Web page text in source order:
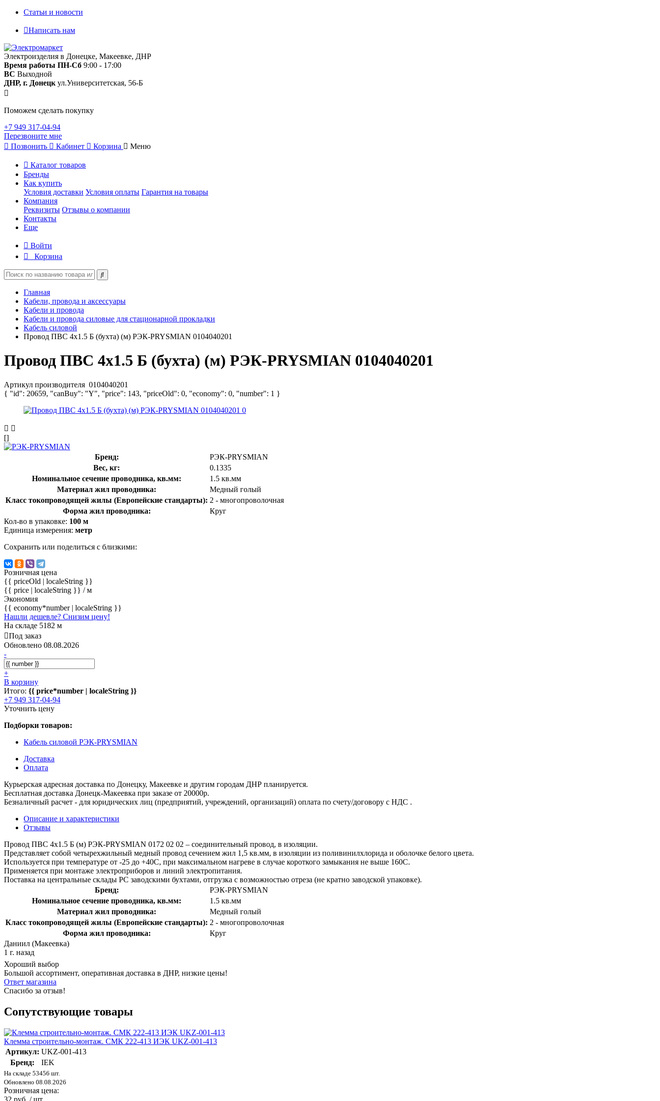
Статьи и новости
Написать нам
Электроизделия в Донецке, Макеевке, ДНР
Время работы ПН-Сб 9:00 - 17:00
ВС Выходной
ДНР, г. Донецк ул.Университетская, 56-Б
Поможем сделать покупку
+7 949 317-04-94
Перезвоните мне
Позвонить
Кабинет Корзина Меню
Каталог товаров
Бренды
Как купить
Условия доставки Условия оплаты Гарантия на товары
Компания
Реквизиты Отзывы о компании
Контакты
Еще
Войти
Корзина
Главная
Кабели, провода и аксессуары
Кабели и провода
Кабели и провода силовые для стационарной прокладки
Кабель силовой
Провод ПВС 4х1.5 Б (бухта) (м) РЭК-PRYSMIAN 0104040201
Провод ПВС 4х1.5 Б (бухта) (м) РЭК-PRYSMIAN 0104040201
Артикул производителя 0104040201
{ "id": 20659, "canBuy": "Y", "price": 143, "priceOld": 0, "economy": 0, "number": 1 }
[]
Бренд:
РЭК-PRYSMIAN
Вес, кг:
0.1335
Номинальное сечение проводника, кв.мм:
1.5 кв.мм
Материал жил проводника:
Медный голый
Класс токопроводящей жилы (Европейские стандарты): 2 - многопроволочная
Форма жил проводника:
Круг
Кол-во в упаковке: 100 м
Единица измерения: метр
Сохранить или поделиться с близкими:
Розничная цена
{{ priceOld | localeString }}
{{ price | localeString }} / м
Экономия
{{ economy*number | localeString }}
Нашли дешевле? Снизим цену!
На складе 5182 м
Под заказ
Обновлено 08.08.2026
-
+
В корзину
Итого: {{ price*number | localeString }}
+7 949 317-04-94
Уточнить цену
Подборки товаров:
Кабель силовой РЭК-PRYSMIAN
Доставка
Оплата
Курьерская адресная доставка по Донецку, Макеевке и другим городам ДНР планируется.
Бесплатная доставка Донецк-Макеевка при заказе от 20000р.
Безналичный расчет - для юридических лиц (предприятий, учреждений, организаций) оплата по счету/договору с НДС .
Описание и характеристики
Отзывы
Провод ПВС 4х1.5 Б (м) РЭК-PRYSMIAN 0172 02 02 – соединительный провод, в изоляции.
Представляет собой четырехжильный медный провод сечением жил 1,5 кв.мм, в изоляции из поливинилхлорида и оболочке белого цвета.
Используется при температуре от -25 до +40С, при максимальном нагреве в случае короткого замыкания не выше 160С.
Применяется при монтаже электроприборов и линий электропитания.
Поставка на центральные склады РС заводскими бухтами, отгрузка с возможностью отреза (не кратно заводской упаковке).
Бренд:
РЭК-PRYSMIAN
Номинальное сечение проводника, кв.мм:
1.5 кв.мм
Материал жил проводника:
Медный голый
Класс токопроводящей жилы (Европейские стандарты): 2 - многопроволочная
Форма жил проводника:
Круг
Даниил (Макеевка)
1 г. назад
Хороший выбор
Большой ассортимент, оперативная доставка в ДНР, низкие цены!
Ответ магазина
Спасибо за отзыв!
Сопутствующие товары
Клемма строительно-монтаж. СМК 222-413 ИЭК UKZ-001-413
Артикул: UKZ-001-413
Бренд:
IEK
На складе 53456 шт.
Обновлено 08.08.2026
Розничная цена:
32 руб. / шт.